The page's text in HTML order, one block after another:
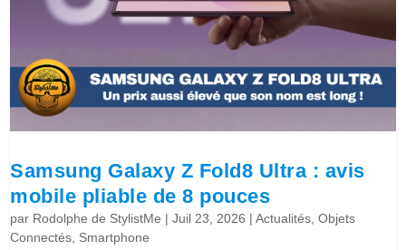
Samsung Galaxy Z Fold8 Ultra : avis
mobile pliable de 8 pouces
par Rodolphe de StylistMe |Juil 23, 2026 |Actualités ,Objets
Connectés Smartphone